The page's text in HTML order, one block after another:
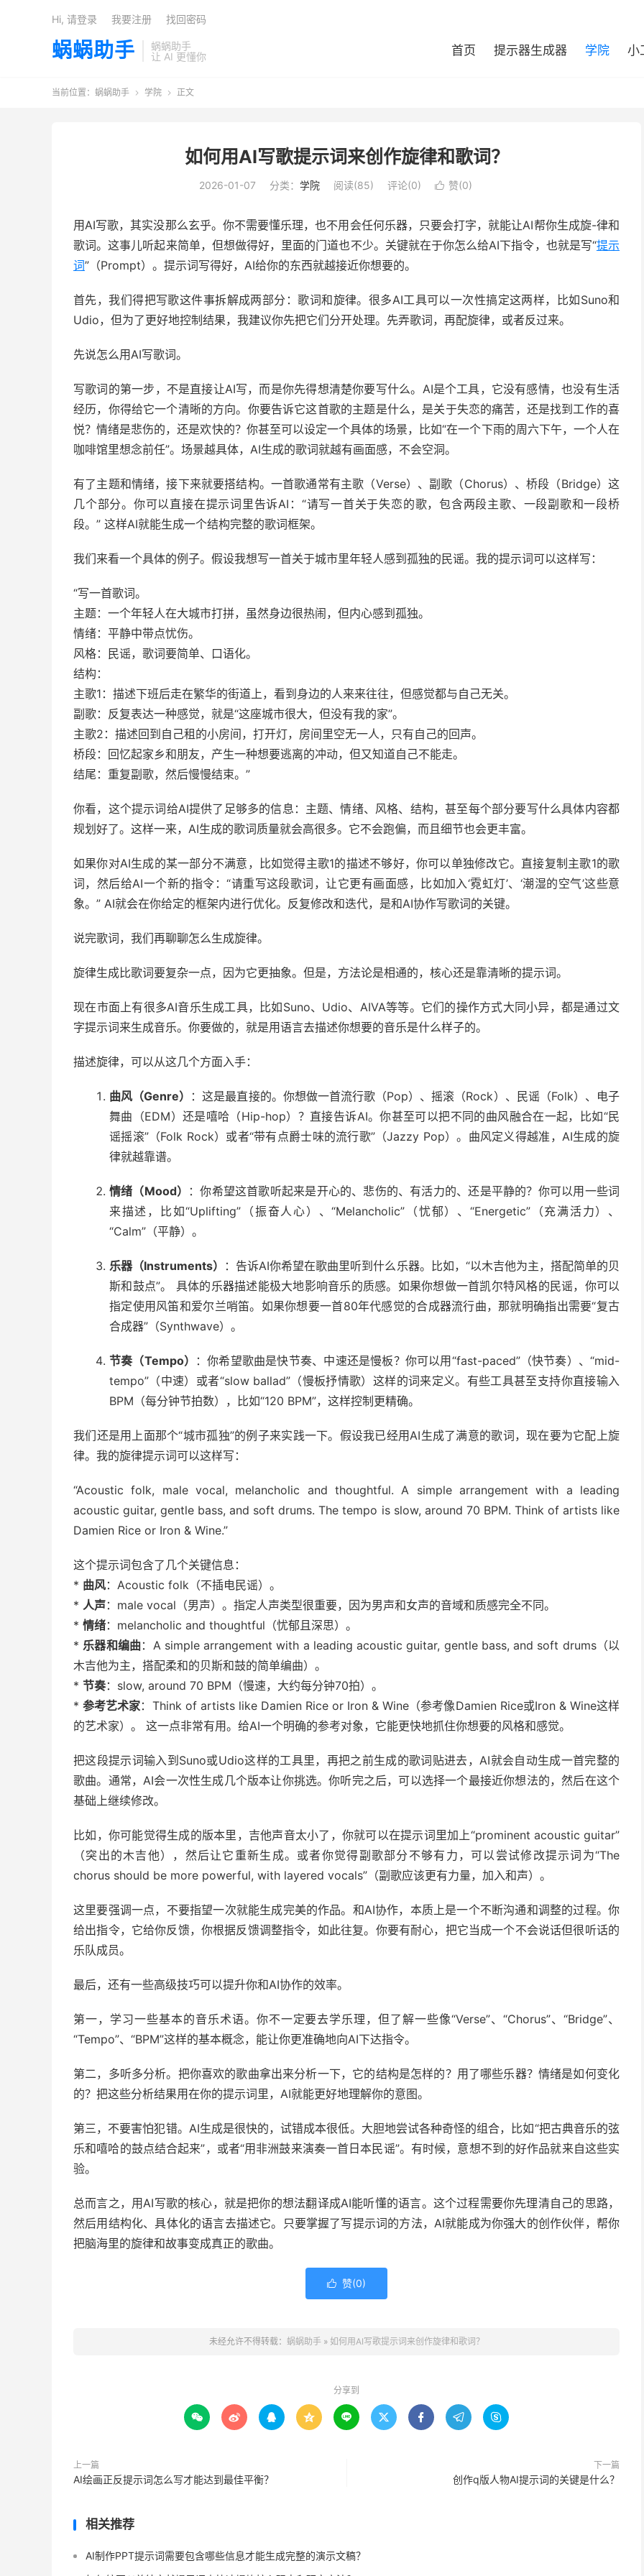
蜗蜗助手
蜗蜗助手
让 AI 更懂你
首页 提示器生成器 学院 小
Hi, 请登录 我要注册 找回密码
当前位置： 蜗蜗助手  学院  正文
如何用AI写歌提示词来创作旋律和歌词？
2026-01-07 分类： 学院 阅读(85) 评论(0)  赞(0)
用AI写歌，其实没那么玄乎。你不需要懂乐理，也不用会任何乐器，只要会打字，就能让AI帮你生成旋-律和
歌词。这事儿听起来简单，但想做得好，里面的门道也不少。关键就在于你怎么给AI下指令，也就是写“提示
词”（Prompt）。提示词写得好，AI给你的东西就越接近你想要的。
首先，我们得把写歌这件事拆解成两部分：歌词和旋律。很多AI工具可以一次性搞定这两样，比如Suno和
Udio，但为了更好地控制结果，我建议你先把它们分开处理。先弄歌词，再配旋律，或者反过来。
先说怎么用AI写歌词。
写歌词的第一步，不是直接让AI写，而是你先得想清楚你要写什么。AI是个工具，它没有感情，也没有生活
经历，你得给它一个清晰的方向。你要告诉它这首歌的主题是什么，是关于失恋的痛苦，还是找到工作的喜
悦？情绪是悲伤的，还是欢快的？你甚至可以设定一个具体的场景，比如“在一个下雨的周六下午，一个人在
咖啡馆里想念前任”。场景越具体，AI生成的歌词就越有画面感，不会空洞。
有了主题和情绪，接下来就要搭结构。一首歌通常有主歌（Verse）、副歌（Chorus）、桥段（Bridge）这
几个部分。你可以直接在提示词里告诉AI：“请写一首关于失恋的歌，包含两段主歌、一段副歌和一段桥
段。” 这样AI就能生成一个结构完整的歌词框架。
我们来看一个具体的例子。假设我想写一首关于城市里年轻人感到孤独的民谣。我的提示词可以这样写：
“写一首歌词。
主题：一个年轻人在大城市打拼，虽然身边很热闹，但内心感到孤独。
情绪：平静中带点忧伤。
风格：民谣，歌词要简单、口语化。
结构：
主歌1：描述下班后走在繁华的街道上，看到身边的人来来往往，但感觉都与自己无关。
副歌：反复表达一种感觉，就是“这座城市很大，但没有我的家”。
主歌2：描述回到自己租的小房间，打开灯，房间里空无一人，只有自己的回声。
桥段：回忆起家乡和朋友，产生一种想要逃离的冲动，但又知道自己不能走。
结尾：重复副歌，然后慢慢结束。”
你看，这个提示词给AI提供了足够多的信息：主题、情绪、风格、结构，甚至每个部分要写什么具体内容都
规划好了。这样一来，AI生成的歌词质量就会高很多。它不会跑偏，而且细节也会更丰富。
如果你对AI生成的某一部分不满意，比如觉得主歌1的描述不够好，你可以单独修改它。直接复制主歌1的歌
词，然后给AI一个新的指令：“请重写这段歌词，让它更有画面感，比如加入‘霓虹灯’、‘潮湿的空气’这些意
象。” AI就会在你给定的框架内进行优化。反复修改和迭代，是和AI协作写歌词的关键。
说完歌词，我们再聊聊怎么生成旋律。
旋律生成比歌词要复杂一点，因为它更抽象。但是，方法论是相通的，核心还是靠清晰的提示词。
现在市面上有很多AI音乐生成工具，比如Suno、Udio、AIVA等等。它们的操作方式大同小异，都是通过文
字提示词来生成音乐。你要做的，就是用语言去描述你想要的音乐是什么样子的。
描述旋律，可以从这几个方面入手：
曲风（Genre）
：这是最直接的。你想做一首流行歌（Pop）、摇滚（Rock）、民谣（Folk）、电子
舞曲（EDM）还是嘻哈（Hip-hop）？直接告诉AI。你甚至可以把不同的曲风融合在一起，比如“民
谣摇滚”（Folk Rock）或者“带有点爵士味的流行歌”（Jazzy Pop）。曲风定义得越准，AI生成的旋
律就越靠谱。
情绪（Mood）
：你希望这首歌听起来是开心的、悲伤的、有活力的、还是平静的？你可以用一些词
来描述，比如“Uplifting”（振奋人心）、“Melancholic”（忧郁）、“Energetic”（充满活力）、
“Calm”（平静）。
乐器（Instruments）
：告诉AI你希望在歌曲里听到什么乐器。比如，“以木吉他为主，搭配简单的贝
斯和鼓点”。 具体的乐器描述能极大地影响音乐的质感。如果你想做一首凯尔特风格的民谣，你可以
指定使用风笛和爱尔兰哨笛。如果你想要一首80年代感觉的合成器流行曲，那就明确指出需要“复古
合成器”（Synthwave）。
节奏（Tempo）
：你希望歌曲是快节奏、中速还是慢板？你可以用“fast-paced”（快节奏）、“mid-
tempo”（中速）或者“slow ballad”（慢板抒情歌）这样的词来定义。有些工具甚至支持你直接输入
BPM（每分钟节拍数），比如“120 BPM”，这样控制更精确。
我们还是用上面那个“城市孤独”的例子来实践一下。假设我已经用AI生成了满意的歌词，现在要为它配上旋
律。我的旋律提示词可以这样写：
“Acoustic folk, male vocal, melancholic and thoughtful. A simple arrangement with a leading
acoustic guitar, gentle bass, and soft drums. The tempo is slow, around 70 BPM. Think of artists like
Damien Rice or Iron & Wine.”
这个提示词包含了几个关键信息：
* 曲风：Acoustic folk（不插电民谣）。
* 人声：male vocal（男声）。指定人声类型很重要，因为男声和女声的音域和质感完全不同。
* 情绪：melancholic and thoughtful（忧郁且深思）。
*乐器和编曲：A simple arrangement with a leading acoustic guitar, gentle bass, and soft drums（以
木吉他为主，搭配柔和的贝斯和鼓的简单编曲）。
* 节奏：slow, around 70 BPM（慢速，大约每分钟70拍）。
*参考艺术家：Think of artists like Damien Rice or Iron & Wine（参考像Damien Rice或Iron & Wine这样
的艺术家）。 这一点非常有用。给AI一个明确的参考对象，它能更快地抓住你想要的风格和感觉。
把这段提示词输入到Suno或Udio这样的工具里，再把之前生成的歌词贴进去，AI就会自动生成一首完整的
歌曲。通常，AI会一次性生成几个版本让你挑选。你听完之后，可以选择一个最接近你想法的，然后在这个
基础上继续修改。
比如，你可能觉得生成的版本里，吉他声音太小了，你就可以在提示词里加上“prominent acoustic guitar”
（突出的木吉他），然后让它重新生成。或者你觉得副歌部分不够有力，可以尝试修改提示词为“The
chorus should be more powerful, with layered vocals”（副歌应该更有力量，加入和声）。
这里要强调一点，不要指望一次就能生成完美的作品。和AI协作，本质上是一个不断沟通和调整的过程。你
给出指令，它给你反馈，你根据反馈调整指令，如此往复。你要有耐心，把它当成一个不会说话但很听话的
乐队成员。
最后，还有一些高级技巧可以提升你和AI协作的效率。
第一，学习一些基本的音乐术语。你不一定要去学乐理，但了解一些像“Verse”、“Chorus”、“Bridge”、
“Tempo”、“BPM”这样的基本概念，能让你更准确地向AI下达指令。
第二，多听多分析。把你喜欢的歌曲拿出来分析一下，它的结构是怎样的？用了哪些乐器？情绪是如何变化
的？把这些分析结果用在你的提示词里，AI就能更好地理解你的意图。
第三，不要害怕犯错。AI生成是很快的，试错成本很低。大胆地尝试各种奇怪的组合，比如“把古典音乐的弦
乐和嘻哈的鼓点结合起来”，或者“用非洲鼓来演奏一首日本民谣”。有时候，意想不到的好作品就来自这些实
验。
总而言之，用AI写歌的核心，就是把你的想法翻译成AI能听懂的语言。这个过程需要你先理清自己的思路，
然后用结构化、具体化的语言去描述它。只要掌握了写提示词的方法，AI就能成为你强大的创作伙伴，帮你
把脑海里的旋律和故事变成真正的歌曲。
 赞(0)
未经允许不得转载： 蜗蜗助手» 如何用AI写歌提示词来创作旋律和歌词？
分享到
        
上一篇
AI绘画正反提示词怎么写才能达到最佳平衡？
下一篇
创作q版人物AI提示词的关键是什么？
相关推荐
AI制作PPT提示词需要包含哪些信息才能生成完整的演示文稿？